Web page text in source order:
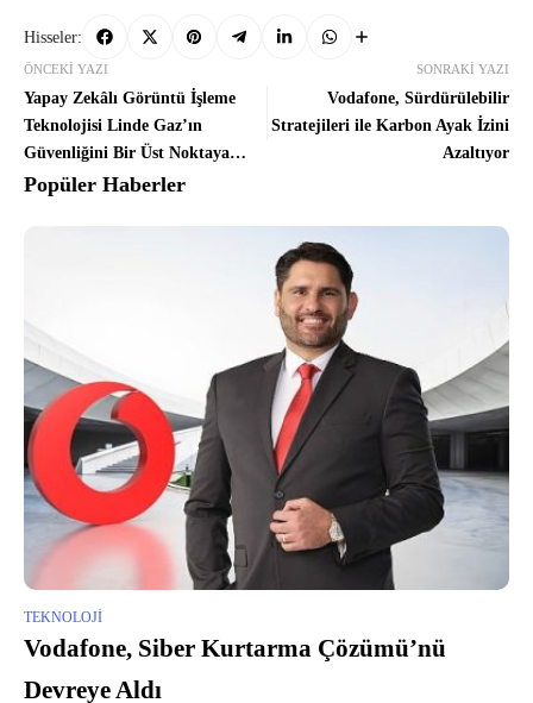
Hisseler:
ÖNCEKI YAZI
Yapay Zekâlı Görüntü İşleme
Teknolojisi Linde Gaz’ın
Güvenliğini Bir Üst Noktaya
Taşıdı
SONRAKI YAZI
Vodafone, Sürdürülebilir
Stratejileri ile Karbon Ayak İzini
Azaltıyor
Popüler Haberler
TEKNOLOJI
Vodafone, Siber Kurtarma Çözümü’nü
Devreye Aldı